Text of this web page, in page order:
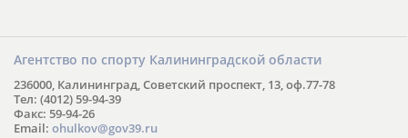
Агентство по спорту Калининградской области
236000, Калининград, Советский проспект, 13, оф.77-78
Тел: (4012) 59-94-39
Факс: 59-94-26
Email: ohulkov@gov39.ru